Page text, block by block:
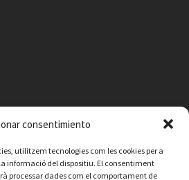
consentimiento
utilitzem tecnologies com les cookies per a
informació del dispositiu. El consentiment
processar dades com el comportament de